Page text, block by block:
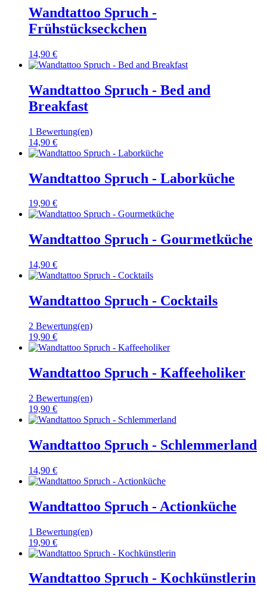
Wandtattoo Spruch -
Frühstückseckchen
14,90 €
Wandtattoo Spruch - Bed and
Breakfast
1 Bewertung(en)
14,90 €
Wandtattoo Spruch - Laborküche
19,90 €
Wandtattoo Spruch - Gourmetküche
14,90 €
Wandtattoo Spruch - Cocktails
2 Bewertung(en)
19,90 €
Wandtattoo Spruch - Kaffeeholiker
2 Bewertung(en)
19,90 €
Wandtattoo Spruch - Schlemmerland
14,90 €
Wandtattoo Spruch - Actionküche
1 Bewertung(en)
19,90 €
Wandtattoo Spruch - Kochkünstlerin